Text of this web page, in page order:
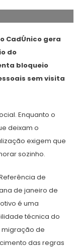
CadÚnico gera
do
bloqueio
sem visita
Enquanto o
deixam o
exigem que
sozinho.
de
de janeiro de
é uma
técnica do
migração de
das regras